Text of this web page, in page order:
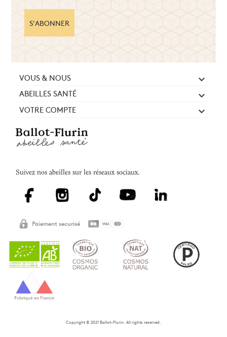
S'ABONNER
VOUS & NOUS 
ABEILLES SANTÉ 
VOTRE COMPTE 
Suivez nos abeilles sur les réseaux sociaux.
Paiement securisé
Copyright © 2021 Ballot-Flurin. All rights reserved.